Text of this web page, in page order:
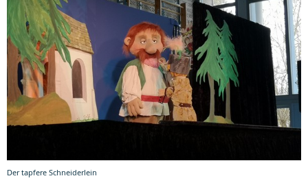
Der tapfere Schneiderlein